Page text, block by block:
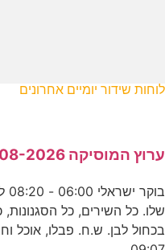
לוחות שידור יומיים אחרונים
ערוץ המוסיקה 06-08-2026
שלו. כל השירים, כל